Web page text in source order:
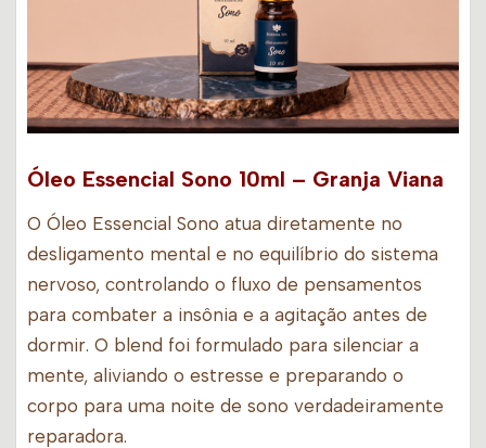
Óleo Essencial Sono 10ml – Granja Viana
O Óleo Essencial Sono atua diretamente no
desligamento mental e no equilíbrio do sistema
nervoso, controlando o fluxo de pensamentos
para combater a insônia e a agitação antes de
dormir. O blend foi formulado para silenciar a
mente, aliviando o estresse e preparando o
corpo para uma noite de sono verdadeiramente
reparadora.